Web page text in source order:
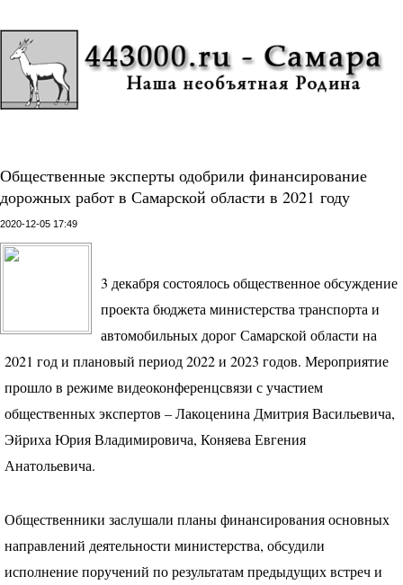
Общественные эксперты одобрили финансирование
дорожных работ в Самарской области в 2021 году
2020-12-05 17:49
3 декабря состоялось общественное обсуждение
проекта бюджета министерства транспорта и
автомобильных дорог Самарской области на
2021 год и плановый период 2022 и 2023 годов. Мероприятие
прошло в режиме видеоконференцсвязи с участием
общественных экспертов – Лакоценина Дмитрия Васильевича,
Эйриха Юрия Владимировича, Коняева Евгения
Анатольевича.
Общественники заслушали планы финансирования основных
направлений деятельности министерства, обсудили
исполнение поручений по результатам предыдущих встреч и